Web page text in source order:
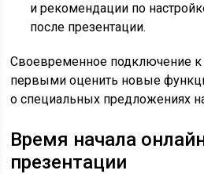
и рекомендации по
после презентации.
Своевременное подключение к
первыми оценить новые
о специальных предложениях
Время начала
презентации